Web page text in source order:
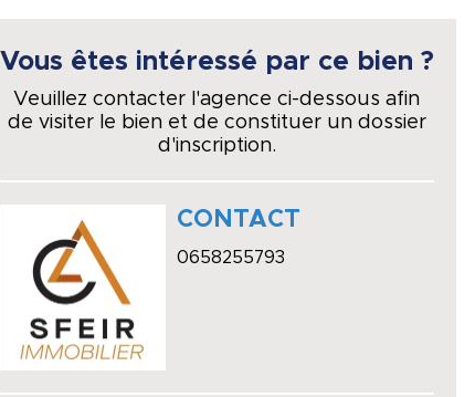
Vous êtes intéressé par ce bien ?
Veuillez contacter l'agence ci-dessous afin
de visiter le bien et de constituer un dossier
d'inscription.
CONTACT
0658255793